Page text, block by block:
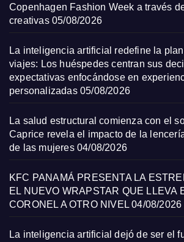
Copenhagen Fashion Week a través
creativas 05/08/2026
La inteligencia artificial redefine la
viajes: Los huéspedes centran sus
expectativas enfocándose en
personalizadas 05/08/2026
La salud estructural comienza con el
Caprice revela el impacto de la
de las mujeres 04/08/2026
KFC PANAMÁ PRESENTA LA
EL NUEVO WRAPSTAR QUE LLEVA
CORONEL A OTRO NIVEL 04/08/2026
La inteligencia artificial dejó de ser el